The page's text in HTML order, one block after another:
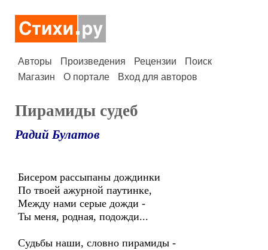
Авторы Произведения Рецензии
Поиск
Магазин
О портале Вход для авторов
Пирамиды судеб
Радий Булатов
Бисером рассыпаны дождинки
По твоей ажурной паутинке,
Между нами серые дожди -
Ты меня, родная, подожди...
Судьбы наши, словно пирамиды -